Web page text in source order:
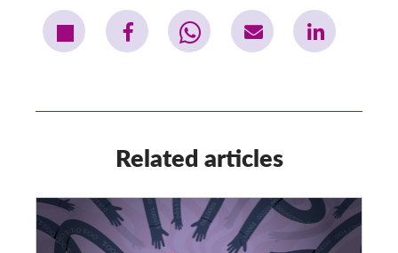
Related articles